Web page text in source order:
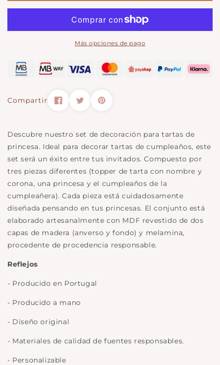
de
para
princesa.
decoración
para
tarta
Más opciones de pago
Compartir
Descubre nuestro set de decoración para tartas de
princesa. Ideal para decorar tartas de cumpleaños, este
set será un éxito entre tus invitados. Compuesto por
tres piezas diferentes (topper de tarta con nombre y
corona, una princesa y el cumpleaños de la
cumpleañera). Cada pieza está cuidadosamente
diseñada pensando en tus princesas. El conjunto está
elaborado artesanalmente con MDF revestido de dos
capas de madera (anverso y fondo) y melamina,
procedente de procedencia responsable.
Reflejos
- Producido en Portugal
- Producido a mano
- Diseño original
- Materiales de calidad de fuentes responsables.
- Personalizable